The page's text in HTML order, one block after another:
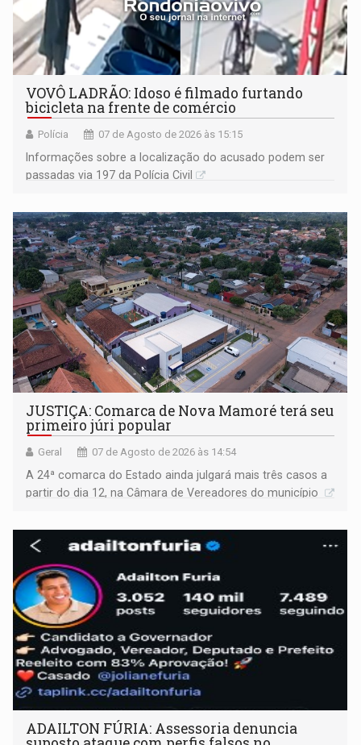
VOVÔ LADRÃO: Idoso é filmado furtando
bicicleta na frente de comércio
Polícia 07 de Agosto de 2026 às 15:15
Informações sobre a localização do acusado podem ser
passadas via 197 da Polícia Civil
JUSTIÇA: Comarca de Nova Mamoré terá seu
primeiro júri popular
Geral 07 de Agosto de 2026 às 14:54
A 24ª comarca do Estado ainda julgará mais três casos a
partir do dia 12, na Câmara de Vereadores do município
ADAILTON FÚRIA: Assessoria denuncia